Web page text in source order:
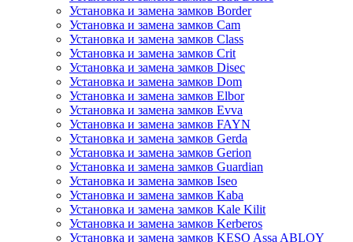
Установка и замена замков Border
Установка и замена замков Cam
Установка и замена замков Class
Установка и замена замков Crit
Установка и замена замков Disec
Установка и замена замков Dom
Установка и замена замков Elbor
Установка и замена замков Evva
Установка и замена замков FAYN
Установка и замена замков Gerda
Установка и замена замков Gerion
Установка и замена замков Guardian
Установка и замена замков Iseo
Установка и замена замков Kaba
Установка и замена замков Kale Kilit
Установка и замена замков Kerberos
Установка и замена замков KESO Assa ABLOY